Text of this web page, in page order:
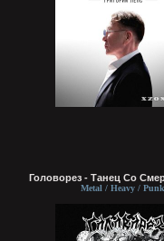
Головорез - Tанец Со
Metal / Heavy / Punk